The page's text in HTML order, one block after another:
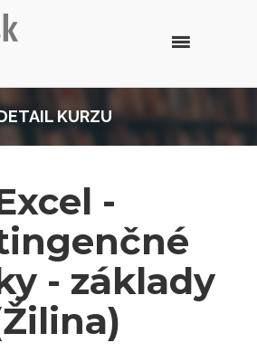
KURZU
-
- základy